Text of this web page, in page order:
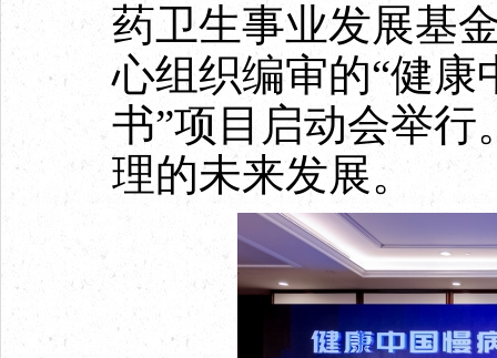
药卫生事业发展基
心组织编审的“健
书”项目启动会举
理的未来发展。